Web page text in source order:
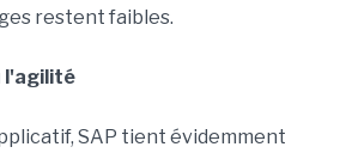
restent faibles.
l'agilité
SAP tient évidemment